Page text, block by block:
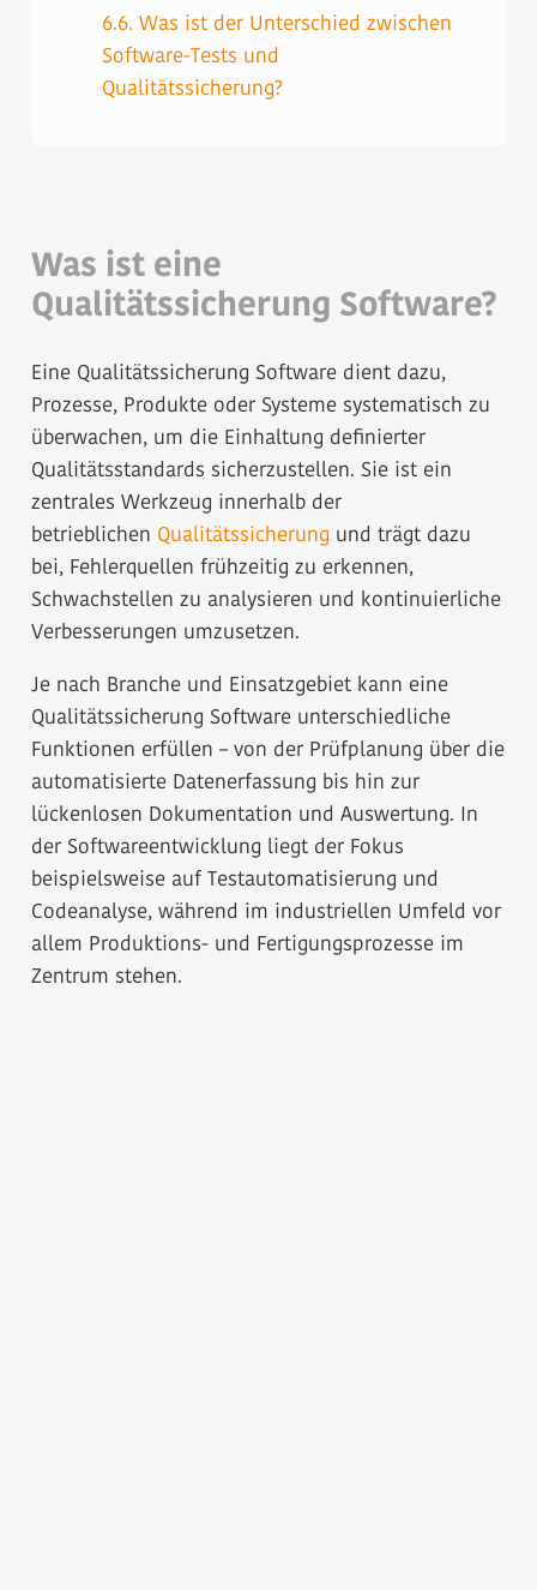
6.6. Was ist der Unterschied zwischen
Software-Tests und
Qualitätssicherung?
Was ist eine
Qualitätssicherung Software?
Eine Qualitätssicherung Software dient dazu,
Prozesse, Produkte oder Systeme systematisch zu
überwachen, um die Einhaltung definierter
Qualitätsstandards sicherzustellen. Sie ist ein
zentrales Werkzeug innerhalb der
betrieblichen Qualitätssicherung und trägt dazu
bei, Fehlerquellen frühzeitig zu erkennen,
Schwachstellen zu analysieren und kontinuierliche
Verbesserungen umzusetzen.
Je nach Branche und Einsatzgebiet kann eine
Qualitätssicherung Software unterschiedliche
Funktionen erfüllen – von der Prüfplanung über die
automatisierte Datenerfassung bis hin zur
lückenlosen Dokumentation und Auswertung. In
der Softwareentwicklung liegt der Fokus
beispielsweise auf Testautomatisierung und
Codeanalyse, während im industriellen Umfeld vor
allem Produktions- und Fertigungsprozesse im
Zentrum stehen.